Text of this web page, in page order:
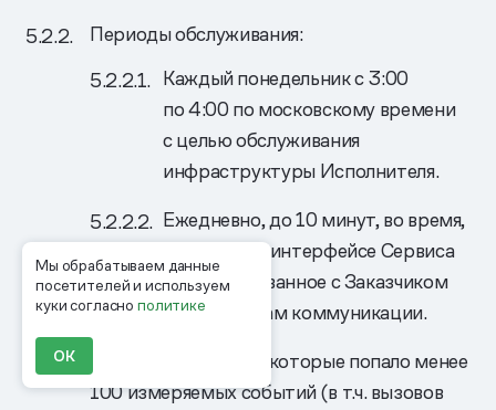
Мы обрабатываем данные
посетителей и используем
куки согласнополитике
ОК
Периоды обслуживания:
Каждый понедельник с 3:00
по 4:00 по московскому времени
с целью обслуживания
инфраструктуры Исполнителя.
Ежедневно, до 10 минут, во время,
указанное в интерфейсе Сервиса
или согласованное с Заказчиком
по Средствам коммуникации.
Перебои в работе, в которые попало менее
100 измеряемых событий (в т.ч. вызовов